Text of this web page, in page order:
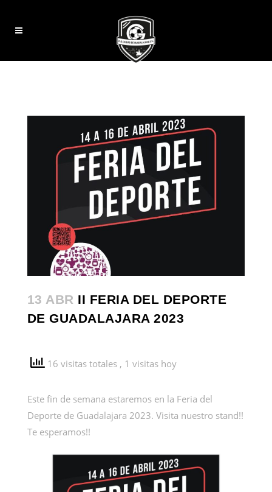
13 ABR II FERIA DEL DEPORTE
DE GUADALAJARA 2023
16 visitas totales , 1 visitas hoy
Este fin de semana estaremos en la Feria del
Deporte de Guadalajara 2023. Visita nuestro stand!!
Te esperamos!!